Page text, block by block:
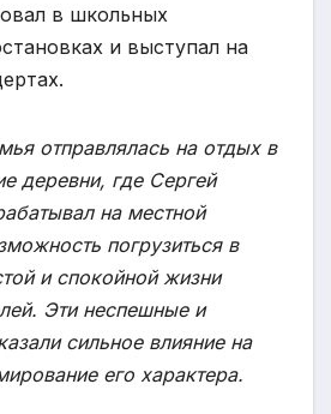
в школьных
и выступал на
отправлялась на отдых в
деревни, где Сергей
на местной
погрузиться в
и спокойной жизни
Эти неспешные и
сильное влияние на
его характера.